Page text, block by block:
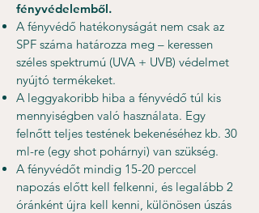
fényvédelemből.
A fényvédő hatékonyságát nem csak az
SPF száma határozza meg – keressen
széles spektrumú (UVA + UVB) védelmet
nyújtó termékeket.
A leggyakoribb hiba a fényvédő túl kis
mennyiségben való használata. Egy
felnőtt teljes testének bekenéséhez kb. 30
ml-re (egy shot pohárnyi) van szükség.
A fényvédőt mindig 15-20 perccel
napozás előtt kell felkenni, és legalább 2
óránként újra kell kenni, különösen úszás